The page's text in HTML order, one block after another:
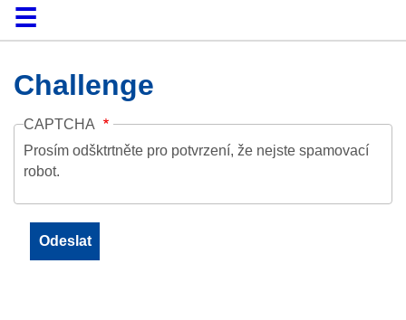
DomůKolekce
Prohlížení
Vyhledávání
O platformě
Nápověda
KontaktDigitalia
Challenge
CAPTCHA
Prosím odšktrtněte pro potvrzení, že nejste spamovací
robot.